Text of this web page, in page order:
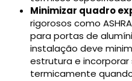
Minimizar quadro
rigorosos como
para portas de
instalação deve
estrutura e
termicamente